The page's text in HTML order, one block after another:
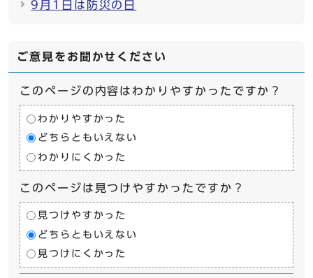
9月1日は防災の日
ご意見をお聞かせください
このページの内容はわかりやすかったですか？
わかりやすかった
どちらともいえない
わかりにくかった
このページは見つけやすかったですか？
見つけやすかった
どちらともいえない
見つけにくかった